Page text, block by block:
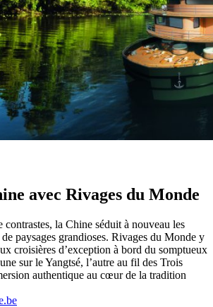
avec Rivages du Monde
contrastes, la Chine séduit à nouveau les
paysages grandioses. Rivages du Monde y
croisières d’exception à bord du somptueux
sur le Yangtsé, l’autre au fil des Trois
authentique au cœur de la tradition